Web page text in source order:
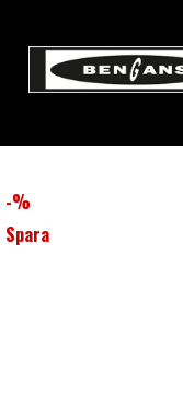
-%
Spara